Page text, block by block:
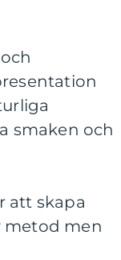
smaken och
att skapa
metod men